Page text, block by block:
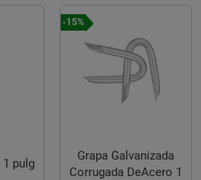
1 pulg
-15%
Grapa Galvanizada
Corrugada DeAcero 1